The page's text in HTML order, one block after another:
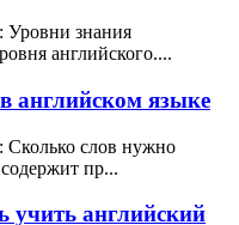
Уровни знания
английского....
английском языке
Сколько слов нужно
содержит пр...
учить английский